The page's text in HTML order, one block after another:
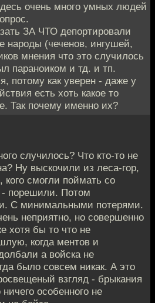
очень много умных людей
ЗА ЧТО депортировали
народы (чеченов, ингушей,
мнения что это случилось
параноиком и тд. и тп.
потому как уверен - даже у
есть хоть какое то
Так почему именно их?
случилось? Что кто-то не
Ну выскочили из леса-гор,
кого смогли поймать со
порешили. Потом
С минимальными потерями.
неприятно, но совершенно
хотя бы то что не
когда ментов и
а войска не
было совсем никак. А это
взгляд - брыкания
особенного не